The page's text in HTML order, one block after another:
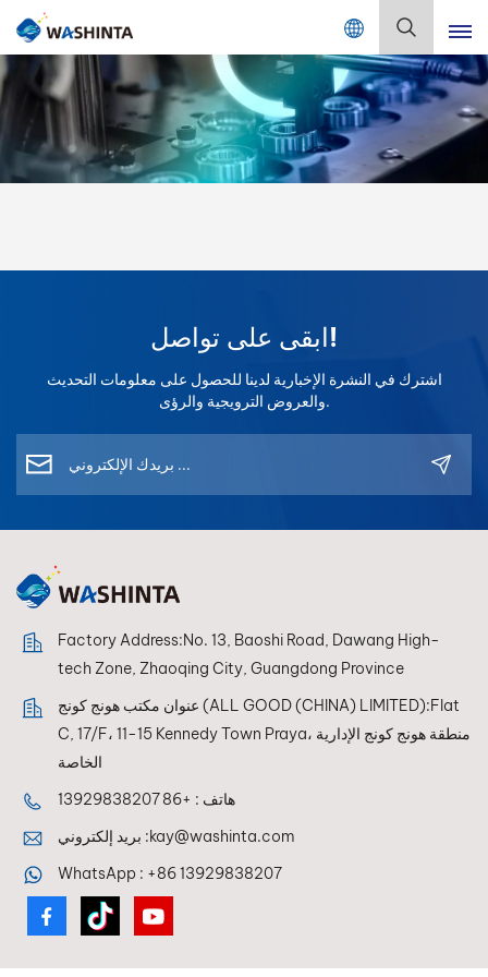
Mix Color Online
English
Français
Español
Português
日本語
بالعربية
中文
ابقى على تواصل!
اشترك في النشرة الإخبارية لدينا للحصول على معلومات التحديث
والعروض الترويجية والرؤى.
Factory Address:No. 13, Baoshi Road, Dawang High-
tech Zone, Zhaoqing City, Guangdong Province
عنوان مكتب هونج كونج (ALL GOOD (CHINA) LIMITED):Flat
C, 17/F، 11-15 Kennedy Town Praya، منطقة هونج كونج الإدارية
الخاصة
هاتف : +86 13929838207
بريد إلكتروني :kay@washinta.com
WhatsApp : +86 13929838207